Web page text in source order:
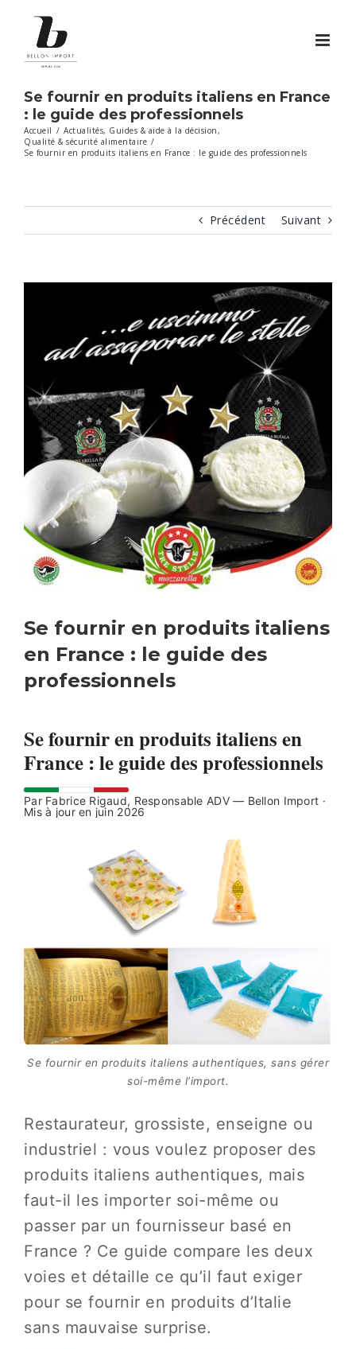
contenu
Se fournir en produits italiens en France
: le guide des professionnels
Accueil / Actualités, Guides & aide à la décision,
Qualité & sécurité alimentaire /
Se fournir en produits italiens en France : le guide des professionnels
Précédent Suivant
Se fournir en produits italiens
en France : le guide des
professionnels
Se fournir en produits italiens en
France : le guide des professionnels
Par Fabrice Rigaud, Responsable ADV — Bellon Import ·
Mis à jour en juin 2026
Se fournir en produits italiens authentiques, sans gérer
soi-même l’import.
Restaurateur, grossiste, enseigne ou
industriel : vous voulez proposer des
produits italiens authentiques, mais
faut-il les importer soi-même ou
passer par un fournisseur basé en
France ? Ce guide compare les deux
voies et détaille ce qu’il faut exiger
pour se fournir en produits d’Italie
sans mauvaise surprise.